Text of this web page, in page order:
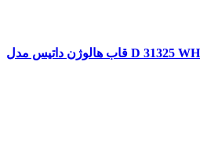
قاب هالوژن داتیس مدل D 31325 WH